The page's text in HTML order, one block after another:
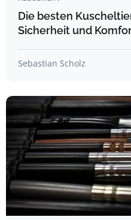
Die besten
Sicherheit und
Sebastian Scholz